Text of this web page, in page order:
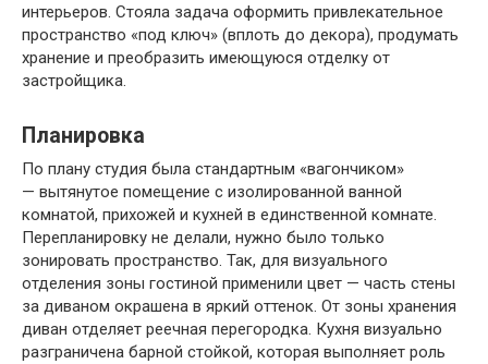
интерьеров. Стояла задача оформить привлекательное
пространство «под ключ» (вплоть до декора), продумать
хранение и преобразить имеющуюся отделку от
застройщика.
Планировка
По плану студия была стандартным «вагончиком»
— вытянутое помещение с изолированной ванной
комнатой, прихожей и кухней в единственной комнате.
Перепланировку не делали, нужно было только
зонировать пространство. Так, для визуального
отделения зоны гостиной применили цвет — часть стены
за диваном окрашена в яркий оттенок. От зоны хранения
диван отделяет реечная перегородка. Кухня визуально
разграничена барной стойкой, которая выполняет роль